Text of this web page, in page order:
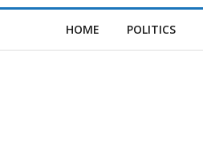
HOME POLITICS